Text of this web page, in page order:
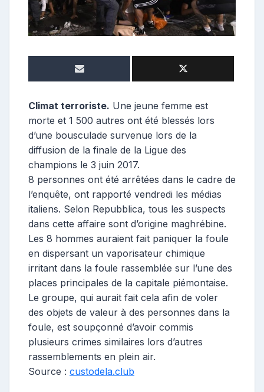
u
e
r
Climat terroriste. Une jeune femme est
morte et 1 500 autres ont été blessés lors
d’une bousculade survenue lors de la
diffusion de la finale de la Ligue des
champions le 3 juin 2017.
8 personnes ont été arrêtées dans le cadre de
l’enquête, ont rapporté vendredi les médias
italiens. Selon Repubblica, tous les suspects
dans cette affaire sont d’origine maghrébine.
Les 8 hommes auraient fait paniquer la foule
en dispersant un vaporisateur chimique
irritant dans la foule rassemblée sur l’une des
places principales de la capitale piémontaise.
Le groupe, qui aurait fait cela afin de voler
des objets de valeur à des personnes dans la
foule, est soupçonné d’avoir commis
plusieurs crimes similaires lors d’autres
rassemblements en plein air.
Source : custodela.club